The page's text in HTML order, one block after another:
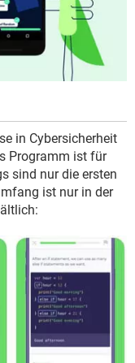
in Cybersicherheit
Programm ist für
sind nur die ersten
ist nur in der